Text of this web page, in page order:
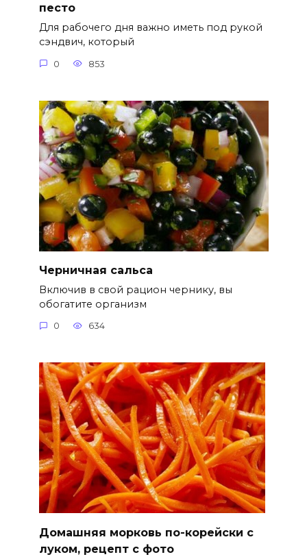
песто
Для рабочего дня важно иметь под рукой
сэндвич, который
0 853
Черничная сальса
Включив в свой рацион чернику, вы
обогатите организм
0 634
Домашняя морковь по-корейски с
луком, рецепт с фото